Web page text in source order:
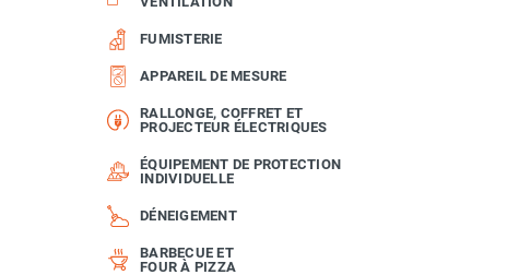
FUMISTERIE
APPAREIL DE MESURE
RALLONGE, COFFRET ET
PROJECTEUR ÉLECTRIQUES
ÉQUIPEMENT DE PROTECTION
INDIVIDUELLE
DÉNEIGEMENT
BARBECUE ET
FOUR À PIZZA